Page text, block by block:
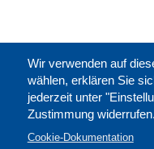
Wir verwenden auf
wählen, erklären Sie
jederzeit unter
Zustimmung widerrufen.
Cookie-Dokumentation